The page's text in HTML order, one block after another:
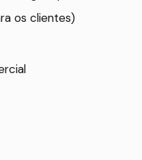
os clientes)